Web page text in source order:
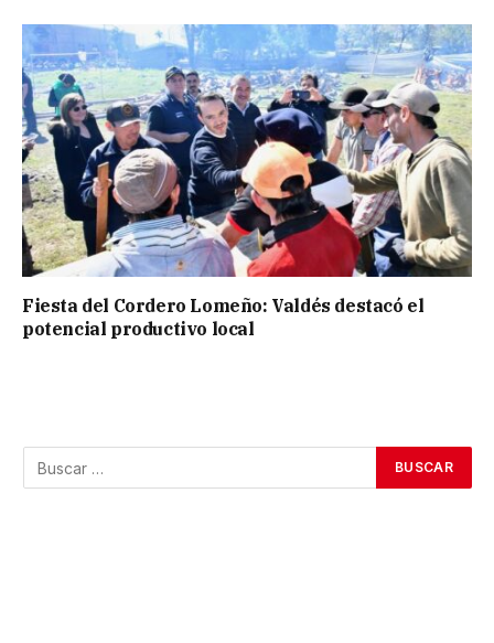
Fiesta del Cordero Lomeño: Valdés destacó el
potencial productivo local